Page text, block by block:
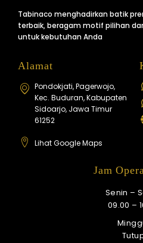
Tabinaco menghadirkan batik
terbaik, beragam motif pilihan
untuk kebutuhan Anda
Alamat
Pondokjati, Pagerwojo,
Kec. Buduran, Kabupaten
Sidoarjo, Jawa Timur
61252
Lihat Google Maps
Jam
Senin –
09.00 –